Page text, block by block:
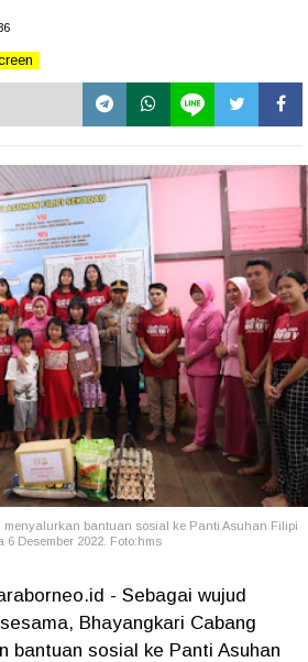
bantuan sosial ke Panti Asuhan Filipi
Desember 2022. Foto:hms
- Sebagai wujud
Bhayangkari Cabang
bantuan sosial ke Panti Asuhan